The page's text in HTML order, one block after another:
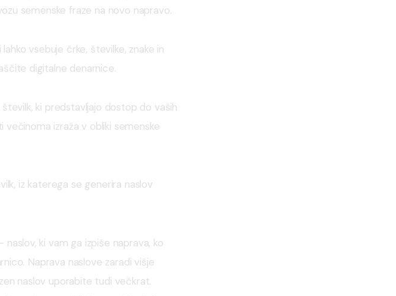
semenske fraze na novo napravo.
vsebuje črke, številke, znake in
digitalne denarnice.
ki predstavljajo dostop do vaših
večinoma izraža v obliki semenske
iz katerega se generira naslov
naslov, ki vam ga izpiše naprava, ko
Naprava naslove zaradi višje
naslov uporabite tudi večkrat.